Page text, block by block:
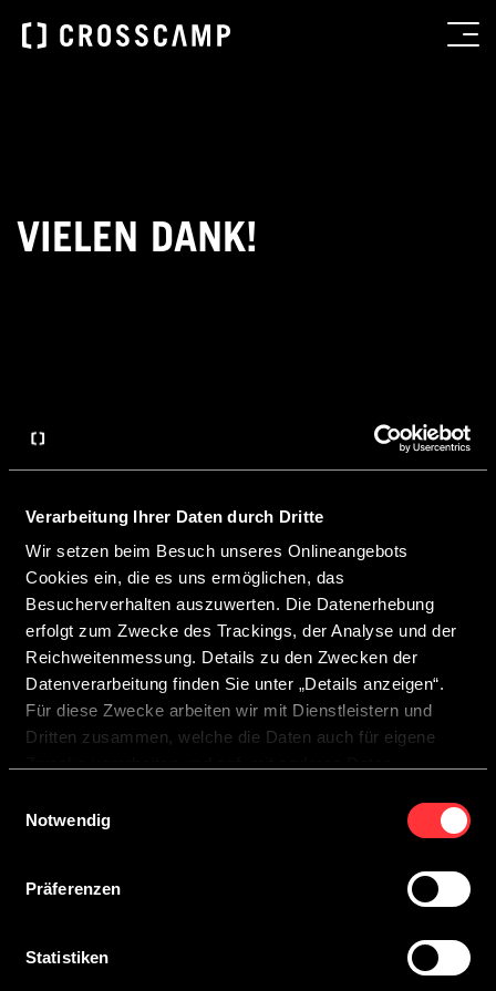
Verarbeitung Ihrer Daten durch Dritte
Wir setzen beim Besuch unseres Onlineangebots
Cookies ein, die es uns ermöglichen, das
Besucherverhalten auszuwerten. Die Datenerhebung
erfolgt zum Zwecke des Trackings, der Analyse und der
Reichweitenmessung. Details zu den Zwecken der
Datenverarbeitung finden Sie unter „Details anzeigen“.
Für diese Zwecke arbeiten wir mit Dienstleistern und
Dritten zusammen, welche die Daten auch für eigene
Durch Anklicken der Schaltfläche „Cookies zulassen“
Detailansicht geben Sie Ihre Einwilligung zur Verarbeitung
Ihrer Daten zu den jeweiligen Zwecken. Sie ist freiwillig,
widerruflich für die Zukunft durch Anklicken der
Schaltfläche „Einwilligung widerrufen“. Weitere Hinweise
Notwendig
Präferenzen
Statistiken
VIELEN DANK!
Wir freuen uns über Ihr Interesse an CROSSCAMP.
Ihr ausgewählter CROSSCAMP Partner wird sich zeitnah
bei Ihnen melden, um den Termin abzustimmen und
Ihnen alle wichtigen Informationen rund um Ihre
Besichtigung zukommen zu lassen.
Wir wünschen Ihnen viel Freude bei Ihrem persönlichen
Beratungstermin.